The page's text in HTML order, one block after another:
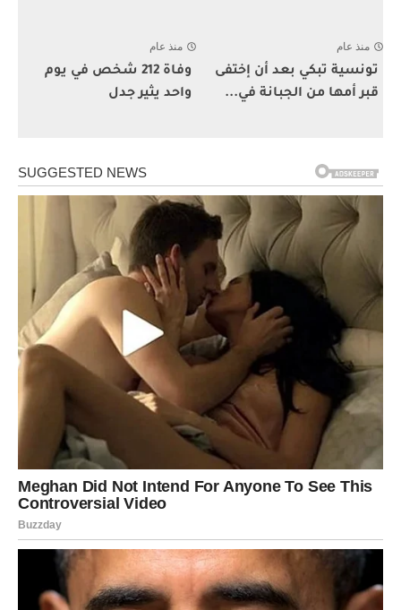
منذ عام
تونسية تبكي بعد أن إختفى
قبر أمها من الجبانة في...
منذ عام
وفاة 212 شخص في يوم
واحد يثير جدل